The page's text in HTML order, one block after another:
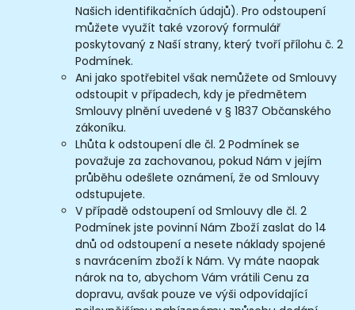
Našich identifikačních údajů). Pro odstoupení
můžete využít také vzorový formulář
poskytovaný z Naší strany, který tvoří přílohu č. 2
Podmínek.
Ani jako spotřebitel však nemůžete od Smlouvy
odstoupit v případech, kdy je předmětem
Smlouvy plnění uvedené v § 1837 Občanského
zákoníku.
Lhůta k odstoupení dle čl. 2 Podmínek se
považuje za zachovanou, pokud Nám v jejím
průběhu odešlete oznámení, že od Smlouvy
odstupujete.
V případě odstoupení od Smlouvy dle čl. 2
Podmínek jste povinní Nám Zboží zaslat do 14
dnů od odstoupení a nesete náklady spojené
s navrácením zboží k Nám. Vy máte naopak
nárok na to, abychom Vám vrátili Cenu za
dopravu, avšak pouze ve výši odpovídající